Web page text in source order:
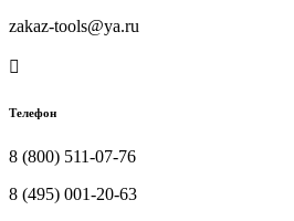
zakaz-tools@ya.ru

Телефон
8 (800) 511-07-76
8 (495) 001-20-63